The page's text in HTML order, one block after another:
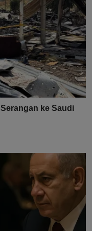
ke Saudi